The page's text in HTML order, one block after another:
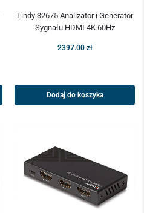
Lindy 32675 Analizator i Generator
Sygnału HDMI 4K 60Hz
2397.00 zł
Dodaj do koszyka